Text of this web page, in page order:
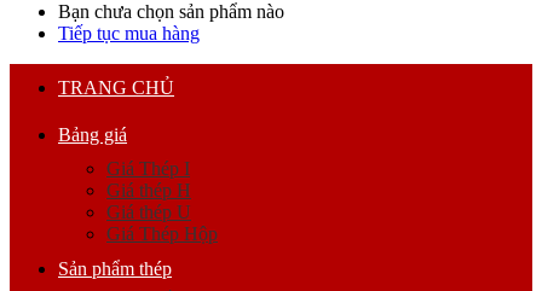
Bạn chưa chọn sản phẩm nào
Tiếp tục mua hàng
TRANG CHỦ
Bảng giá
Giá Thép I
Giá thép H
Giá thép U
Giá Thép Hộp
Sản phẩm thép